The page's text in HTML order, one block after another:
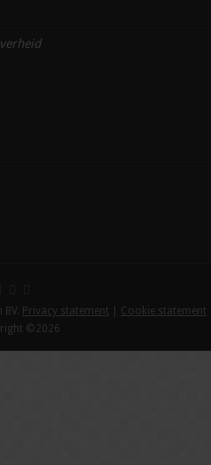
Privacy statement
Cookie statement
©2026